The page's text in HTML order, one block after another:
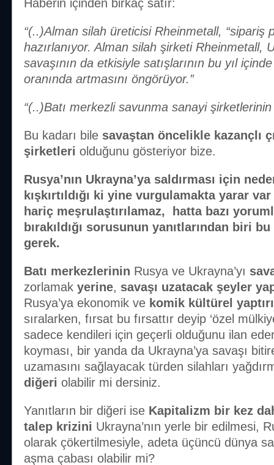
Haberin içinden birkaç satır:
“(..)Alman silah üreticisi Rheinmetall, “sipariş
hazırlanıyor. Alman silah şirketi Rheinmetall,
savaşının da etkisiyle satışlarının bu yıl
oranında artmasını öngörüyor.”
“(..)Batı merkezli savunma sanayi
Bu kadarı bile savaştan öncelikle kazançlı
şirketleri olduğunu gösteriyor bize.
Rusya’nın Ukrayna’ya saldırması için
kışkırtıldığı ki yine vurgulamakta yarar
hariç meşrulaştırılamaz, hatta bazı
bırakıldığı sorusunun yanıtlarından biri bu
gerek.
Batı merkezlerinin Rusya ve Ukrayna’yı
zorlamak yerine, savaşı uzatacak şeyler
Rusya’ya ekonomik ve komik kültürel
sıralarken, fırsat bu fırsattır deyip ‘özel
sadece kendileri için geçerli olduğunu ilan
koyması, bir yanda da Ukrayna’ya savaşı
uzamasını sağlayacak türden silahları
diğeri olabilir mi dersiniz.
Yanıtların bir diğeri ise Kapitalizm bir kez
talep krizini Ukrayna’nın yerle bir edilmesi,
olarak çökertilmesiyle, adeta üçüncü dünya
aşma çabası olabilir mi?